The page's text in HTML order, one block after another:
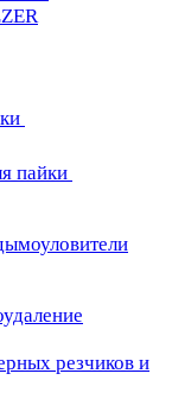
пайки
резчиков и